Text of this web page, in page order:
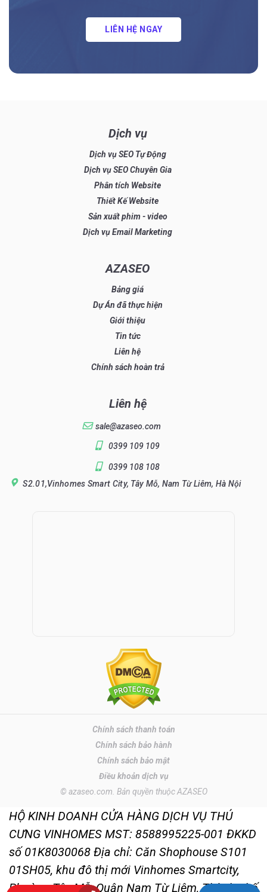
LIÊN HỆ NGAY
Dịch vụ
Dịch vụ SEO Tự Động
Dịch vụ SEO Chuyên Gia
Phân tích Website
Thiết Kế Website
Sản xuất phim - video
Dịch vụ Email Marketing
AZASEO
Bảng giá
Dự Án đã thực hiện
Giới thiệu
Tin tức
Liên hệ
Chính sách hoàn trả
Liên hệ
sale@azaseo.com
0399 109 109
0399 108 108
S2.01,Vinhomes Smart City, Tây Mỗ, Nam Từ Liêm, Hà Nội
© azaseo.com. Bản quyền thuộc AZASEO
Chính sách thanh toán
Chính sách bảo hành
Chính sách bảo mật
Điều khoản dịch vụ
HỘ KINH DOANH CỬA HÀNG DỊCH VỤ THÚ
CƯNG VINHOMES MST: 8588995225-001 ĐKKD
số 01K8030068 Địa chỉ: Căn Shophouse S101
01SH05, khu đô thị mới Vinhomes Smartcity,
Phường Tây Mỗ, Quận Nam Từ Liêm, Thành phố